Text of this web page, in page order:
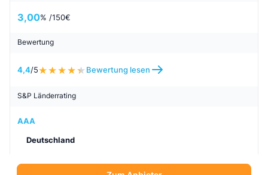
3,00% /150€
Bewertung
4,4/5 Bewertung lesen
S&P Länderrating
AAA
Deutschland